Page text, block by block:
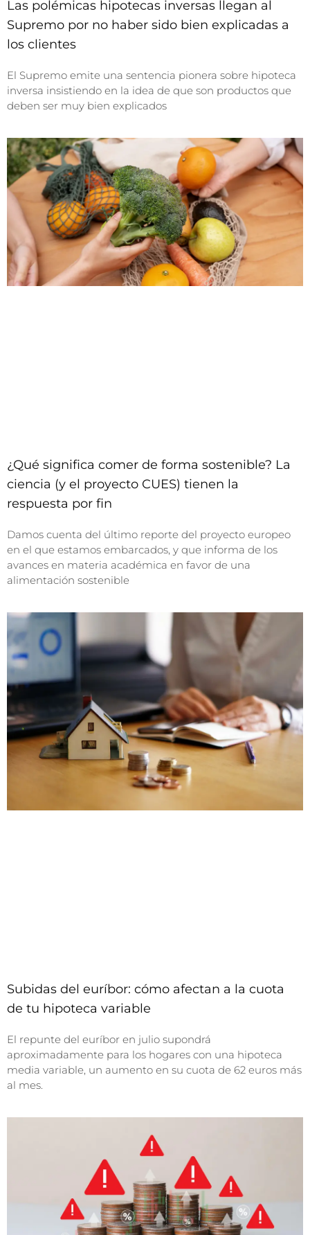
Las polémicas hipotecas inversas llegan al
Supremo por no haber sido bien explicadas a
los clientes
El Supremo emite una sentencia pionera sobre hipoteca
inversa insistiendo en la idea de que son productos que
deben ser muy bien explicados
¿Qué significa comer de forma sostenible? La
ciencia (y el proyecto CUES) tienen la
respuesta por fin
Damos cuenta del último reporte del proyecto europeo
en el que estamos embarcados, y que informa de los
avances en materia académica en favor de una
alimentación sostenible
Subidas del euríbor: cómo afectan a la cuota
de tu hipoteca variable
El repunte del euríbor en julio supondrá
aproximadamente para los hogares con una hipoteca
media variable, un aumento en su cuota de 62 euros más
al mes.